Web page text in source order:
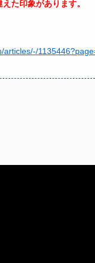
た印象があります。
articles/-/